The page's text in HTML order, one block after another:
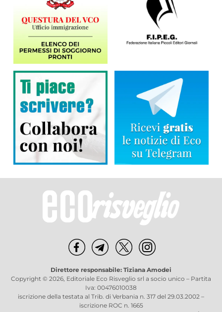
Direttore responsabile: Tiziana Amodei
Copyright © 2026, Editoriale Eco Risveglio srl a socio unico – Partita
Iva: 00476010038
iscrizione della testata al Trib. di Verbania n. 317 del 29.03.2002 –
iscrizione ROC n. 1665